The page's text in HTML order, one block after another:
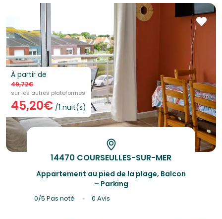
À partir de
49,72€
sur les autres plateformes
45,20€ /1 nuit(s)
Appartement au pied de la plage, Balcon
– Parking
14470 COURSEULLES-SUR-MER
0/5Pas noté 0 Avis